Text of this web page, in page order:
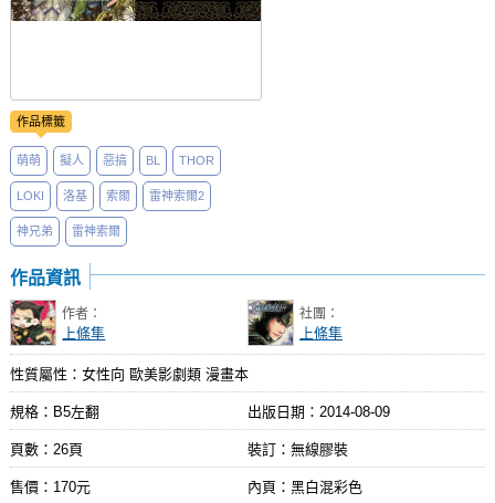
作品標籤
萌萌 擬人 惡搞 BL THOR
LOKI 洛基 索爾 雷神索爾2
神兄弟 雷神索爾
作品資訊
作者：
上條隼
社團：
上條隼
性質屬性：女性向 歐美影劇類 漫畫本
規格：B5左翻 出版日期： 2014-08-09
頁數：26頁 裝訂：無線膠裝
售價：170元 內頁：黑白混彩色